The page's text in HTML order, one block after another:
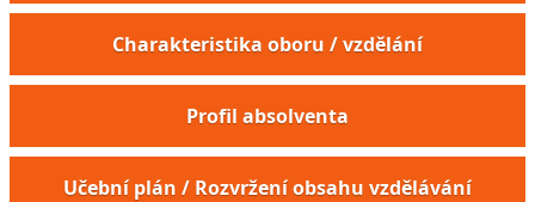
Charakteristika oboru / vzdělání
Profil absolventa
Učební plán / Rozvržení obsahu vzdělávání